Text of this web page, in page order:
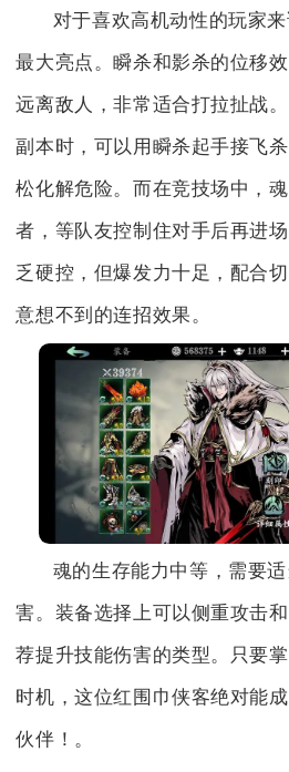
对于喜欢高机动性的玩家
最大亮点。瞬杀和影杀的位移
远离敌人，非常适合打拉扯战
副本时，可以用瞬杀起手接飞
松化解危险。而在竞技场中，
者，等队友控制住对手后再进
乏硬控，但爆发力十足，配合
意想不到的连招效果。
魂的生存能力中等，需要
害。装备选择上可以侧重攻击
荐提升技能伤害的类型。只要
时机，这位红围巾侠客绝对能
伙伴！。